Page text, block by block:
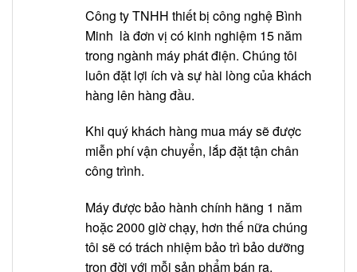
Công ty TNHH thiết bị công nghệ Bình
Minh là đơn vị có kinh nghiệm 15 năm
trong ngành máy phát điện. Chúng tôi
luôn đặt lợi ích và sự hài lòng của khách
hàng lên hàng đầu.
Khi quý khách hàng mua máy sẽ được
miễn phí vận chuyển, lắp đặt tận chân
công trình.
Máy được bảo hành chính hãng 1 năm
hoặc 2000 giờ chạy, hơn thế nữa chúng
tôi sẽ có trách nhiệm bảo trì bảo dưỡng
trọn đời với mỗi sản phẩm bán ra.